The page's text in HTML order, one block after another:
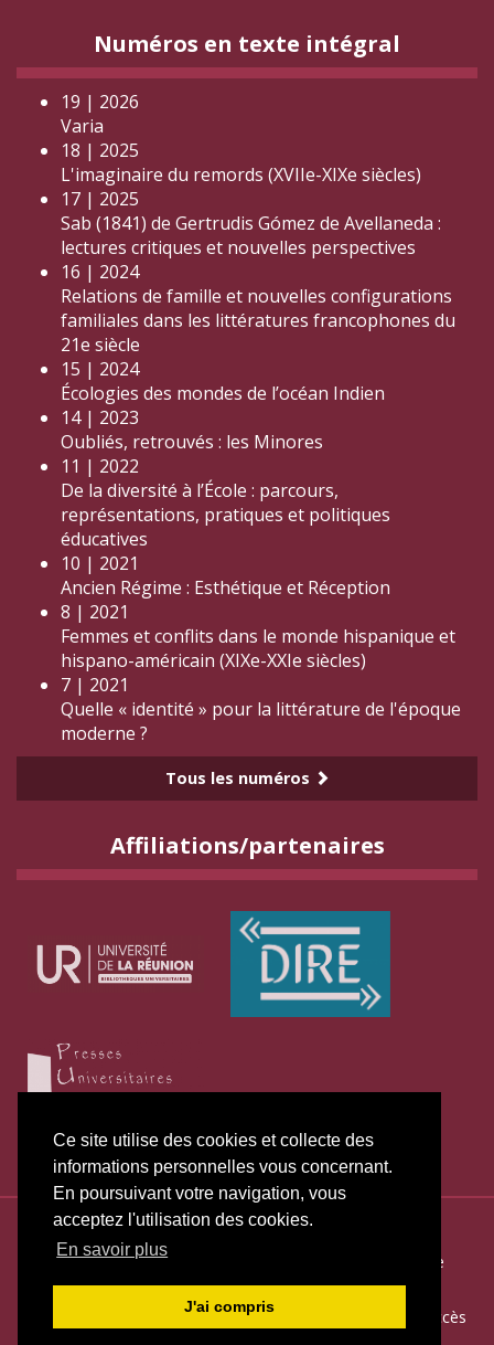
Ce site utilise des cookies et collecte des
informations personnelles vous concernant.
En poursuivant votre navigation, vous
acceptez l'utilisation des cookies.
En savoir plus
J'ai compris
Numéros en texte intégral
19 | 2026
Varia
18 | 2025
L'imaginaire du remords (XVIIe-XIXe siècles)
17 | 2025
Sab (1841) de Gertrudis Gómez de Avellaneda :
lectures critiques et nouvelles perspectives
16 | 2024
Relations de famille et nouvelles configurations
familiales dans les littératures francophones du
21e siècle
15 | 2024
Écologies des mondes de l’océan Indien
14 | 2023
Oubliés, retrouvés : les Minores
11 | 2022
De la diversité à l’École : parcours,
représentations, pratiques et politiques
éducatives
10 | 2021
Ancien Régime : Esthétique et Réception
8 | 2021
Femmes et conflits dans le monde hispanique et
hispano-américain (XIXe-XXIe siècles)
7 | 2021
Quelle « identité » pour la littérature de l'époque
moderne ?
Tous les numéros
Affiliations/partenaires
ISSN électronique 2271-3131
Plan du site—Politique de publication
Politique de
confidentialité—Déclaration d’éthique
Créé et hébergé par Chapitre 9—
Accès